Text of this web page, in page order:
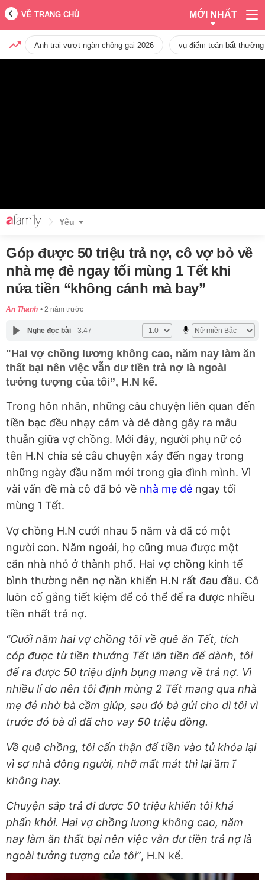
VỀ TRANG CHỦ MỚI NHẤT
Anh trai vượt ngàn chông gai 2026 vụ điểm toán bất
Yêu
Góp được 50 triệu trả nợ, cô vợ bỏ về
nhà mẹ đẻ ngay tối mùng 1 Tết khi
nửa tiền “không cánh mà bay”
An Thanh 2 năm trước
Nghe đọc bài 3:47
"Hai vợ chồng lương không cao, năm nay làm ăn
thất bại nên việc vẫn dư tiền trả nợ là ngoài
tưởng tượng của tôi”, H.N kể.
Trong hôn nhân, những câu chuyện liên quan đến
tiền bạc đều nhạy cảm và dễ dàng gây ra mâu
thuẫn giữa vợ chồng. Mới đây, người phụ nữ có
tên H.N chia sẻ câu chuyện xảy đến ngay trong
những ngày đầu năm mới trong gia đình mình. Vì
vài vấn đề mà cô đã bỏ về nhà mẹ đẻ ngay tối
mùng 1 Tết.
Vợ chồng H.N cưới nhau 5 năm và đã có một
người con. Năm ngoái, họ cũng mua được một
căn nhà nhỏ ở thành phố. Hai vợ chồng kinh tế
bình thường nên nợ nần khiến H.N rất đau đầu. Cô
luôn cố gắng tiết kiệm để có thể để ra được nhiều
tiền nhất trả nợ.
“Cuối năm hai vợ chồng tôi về quê ăn Tết, tích
cóp được từ tiền thưởng Tết lẫn tiền để dành, tôi
để ra được 50 triệu định bụng mang về trả nợ. Vì
nhiều lí do nên tôi định mùng 2 Tết mang qua nhà
mẹ đẻ nhờ bà cầm giúp, sau đó bà gửi cho dì tôi vì
trước đó bà dì đã cho vay 50 triệu đồng.
Về quê chồng, tôi cẩn thận để tiền vào tủ khóa lại
vì sợ nhà đông người, nhỡ mất mát thì lại ầm ĩ
không hay.
Chuyện sắp trả đi được 50 triệu khiến tôi khá
phấn khởi. Hai vợ chồng lương không cao, năm
nay làm ăn thất bại nên việc vẫn dư tiền trả nợ là
ngoài tưởng tượng của tôi”, H.N kể.